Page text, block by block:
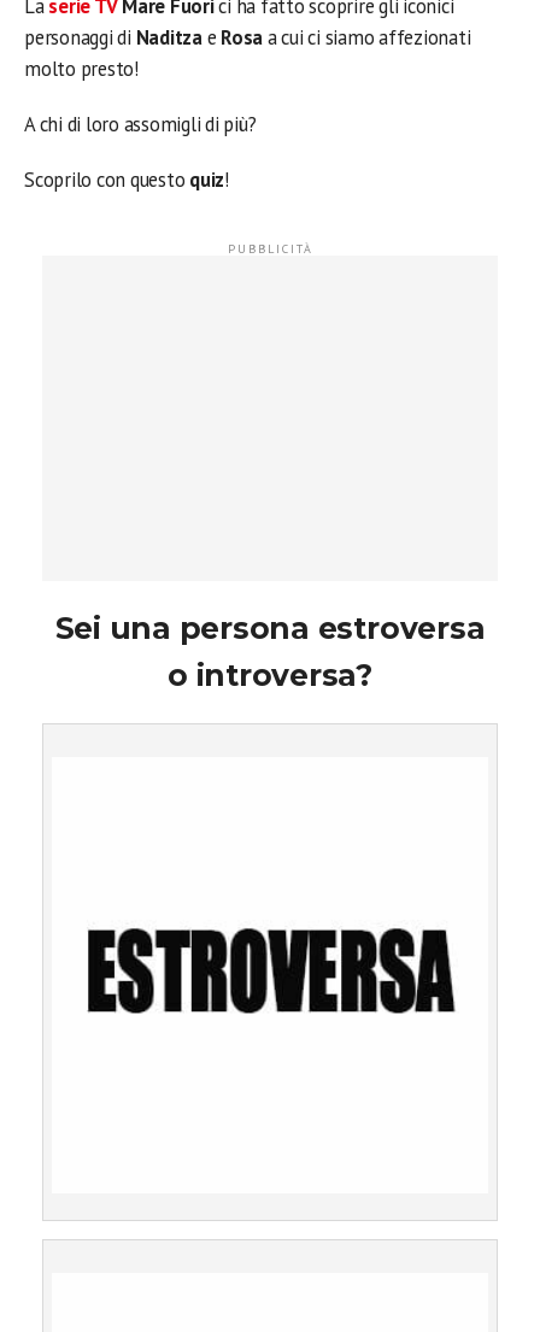
Laserie TV Mare Fuorici ha fatto scoprire gli iconici
personaggi di Naditzae Rosaa cui ci siamo affezionati
molto presto!
A chi di loro assomigli di più?
Scoprilo con questo quiz!
Sei una persona estroversa
o introversa?